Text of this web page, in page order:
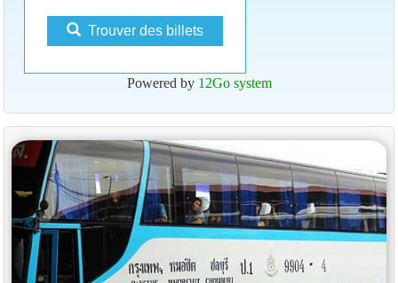
Trouver des billets
Powered by 12Go system